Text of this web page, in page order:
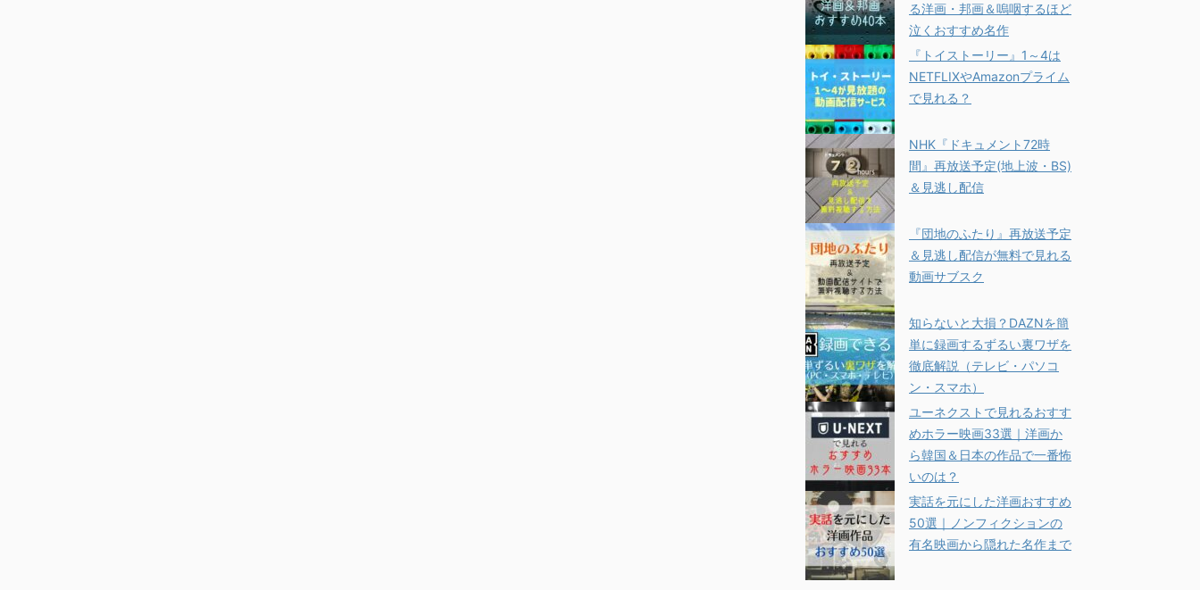
る洋画・邦画＆嗚咽するほど
泣くおすすめ名作
『トイストーリー』1～4は
NETFLIXやAmazonプライム
で見れる？
NHK『ドキュメント72時
間』再放送予定(地上波・BS)
＆見逃し配信
『団地のふたり』再放送予定
＆見逃し配信が無料で見れる
動画サブスク
知らないと大損？DAZNを簡
単に録画するずるい裏ワザを
徹底解説（テレビ・パソコ
ン・スマホ）
ユーネクストで見れるおすす
めホラー映画33選｜洋画か
ら韓国＆日本の作品で一番怖
いのは？
実話を元にした洋画おすすめ
50選｜ノンフィクションの
有名映画から隠れた名作まで